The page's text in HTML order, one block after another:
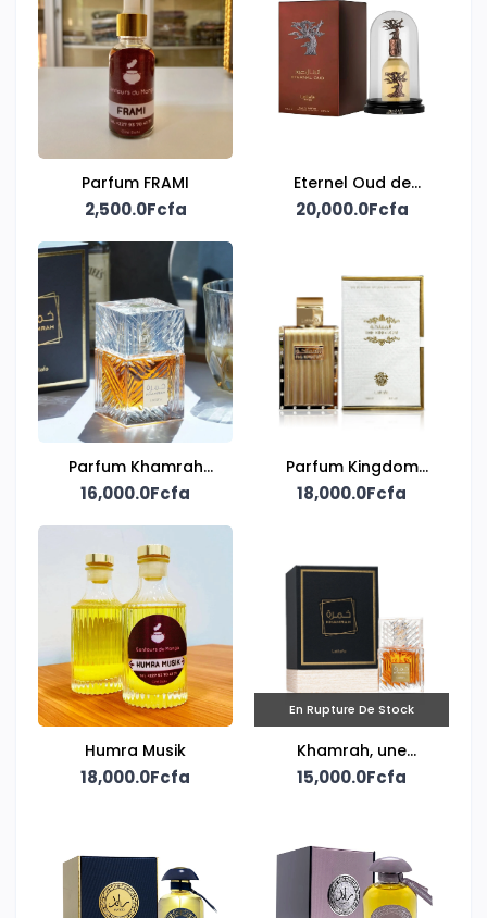
Parfum FRAMI
2,500.0Fcfa
Eternel Oud de
Lattafa
20,000.0Fcfa
Parfum Khamrah
Lattafa
16,000.0Fcfa
Parfum Kingdom
Homme
18,000.0Fcfa
Humra Musik
18,000.0Fcfa
En Rupture De Stock
Khamrah, une
création unisexe
15,000.0Fcfa